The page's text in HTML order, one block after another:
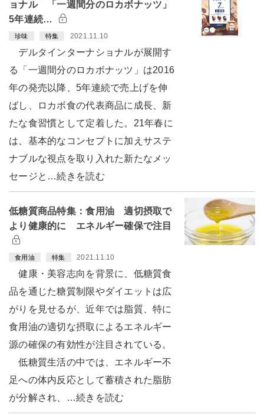
ョナル 「一週間分のロカボナッツ」
5年連続…
珍味 特集 2021.11.10
デルタインターナショナルが展開す
る「一週間分のロカボナッツ」は2016
年の発売以降、5年連続で売上げを伸
ばし、ロカボ食の代表商品に成長、新
たな食習慣として定着した。21年春に
は、基本的なコンセプトに加えサステ
ナブルな視点を取り入れた新たなメッ
セージと…続きを読む
低糖質商品特集：食用油 適切摂取で
より健康的に エネルギー確保で注目
食用油 特集 2021.11.10
健康・美容志向を背景に、低糖質食
品を通じた糖質制限やダイエットは広
がりを見せるが、近年では脂質、特に
食用油の適切な摂取によるエネルギー
源の確保の有効性が注目されている。
低糖質生活の中では、エネルギー不
足への体内反応として蓄積された脂肪
が分解され、…続きを読む